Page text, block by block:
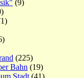
(9)
(225)
Bahn (19)
Stadt (41)